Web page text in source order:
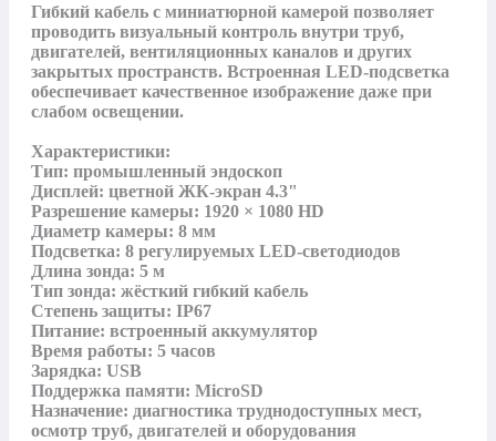
Гибкий кабель с миниатюрной камерой позволяет
проводить визуальный контроль внутри труб,
двигателей, вентиляционных каналов и других
закрытых пространств. Встроенная LED-подсветка
обеспечивает качественное изображение даже при
слабом освещении.
Характеристики:
Тип: промышленный эндоскоп
Дисплей: цветной ЖК-экран 4.3"
Разрешение камеры: 1920 × 1080 HD
Диаметр камеры: 8 мм
Подсветка: 8 регулируемых LED-светодиодов
Длина зонда: 5 м
Тип зонда: жёсткий гибкий кабель
Степень защиты: IP67
Питание: встроенный аккумулятор
Время работы: 5 часов
Зарядка: USB
Поддержка памяти: MicroSD
Назначение: диагностика труднодоступных мест,
осмотр труб, двигателей и оборудования